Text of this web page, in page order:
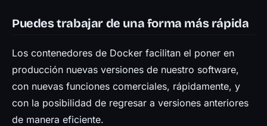
Puedes trabajar de una forma más rápida
Los contenedores de Docker facilitan el poner en
producción nuevas versiones de nuestro software,
con nuevas funciones comerciales, rápidamente, y
con la posibilidad de regresar a versiones anteriores
de manera eficiente.